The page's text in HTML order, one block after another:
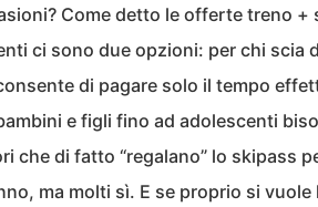
Come detto le offerte treno +
ci sono due opzioni: per chi scia
di pagare solo il tempo
e figli fino ad adolescenti
che di fatto “regalano” lo skipass
ma molti sì. E se proprio si vuole